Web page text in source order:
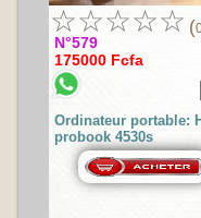
☆☆☆☆☆ (
N°579
175000 Fcfa
Ordinateur portable:
probook 4530s